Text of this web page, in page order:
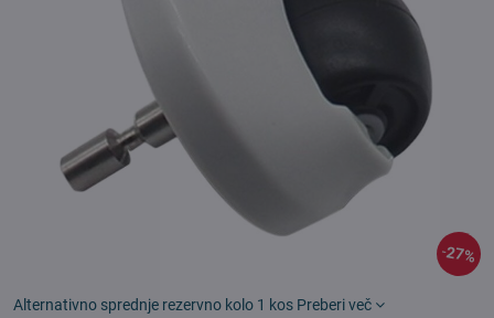
27%
Alternativno sprednje rezervno kolo 1 kos Preberi več